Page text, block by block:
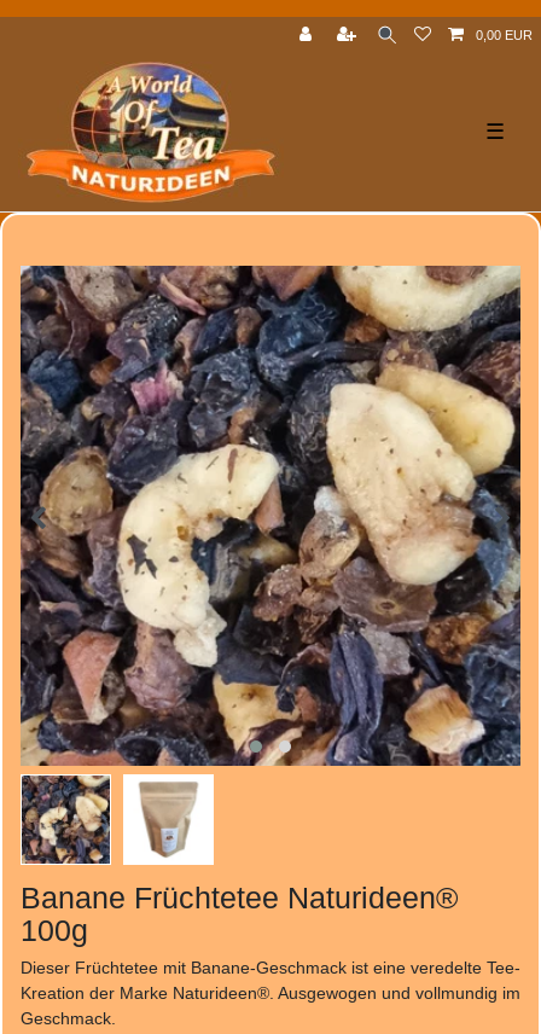
0,00 EUR
☰
Banane Früchtetee Naturideen®
100g
Dieser Früchtetee mit Banane-Geschmack ist eine veredelte Tee-
Kreation der Marke Naturideen®. Ausgewogen und vollmundig im
Geschmack.